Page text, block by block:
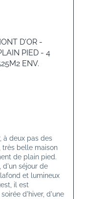
D'OR -
PIED - 4
ENV.
à deux pas des
très belle maison
de plain pied.
d'un séjour de
et lumineux
il est
d'hiver, d'une